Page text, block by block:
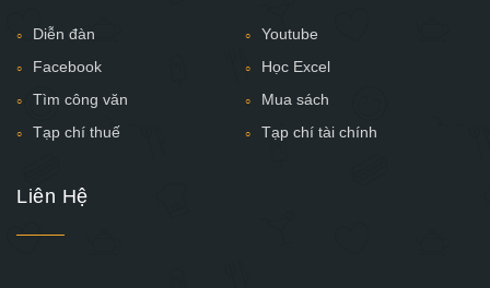
Diễn đàn
Youtube
Facebook
Học Excel
Tìm công văn
Mua sách
Tạp chí thuế
Tạp chí tài chính
Liên Hệ